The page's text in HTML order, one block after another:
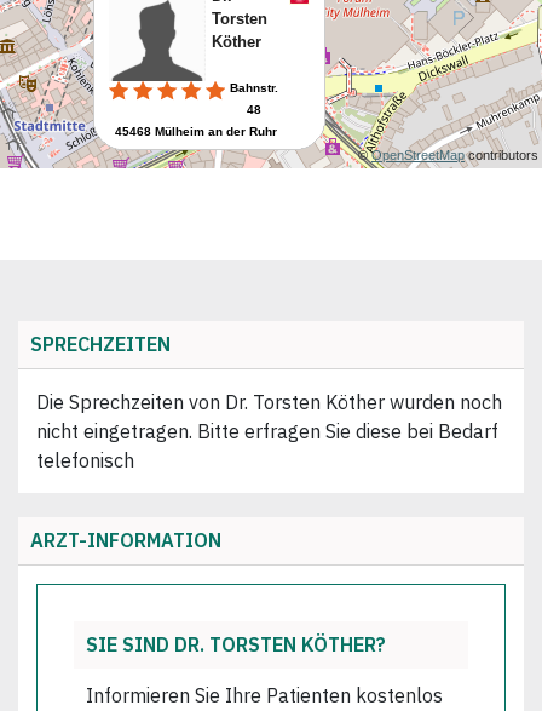
SPRECHZEITEN
Die Sprechzeiten von Dr. Torsten Köther wurden noch
nicht eingetragen. Bitte erfragen Sie diese bei Bedarf
telefonisch
ARZT-INFORMATION
SIE SIND DR. TORSTEN KÖTHER?
Informieren Sie Ihre Patienten kostenlos